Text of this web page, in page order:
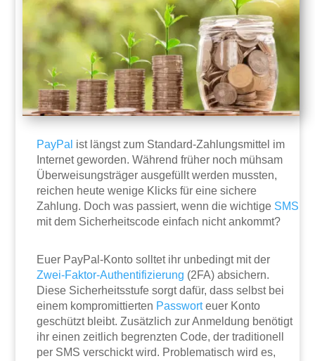
PayPal ist längst zum Standard-Zahlungsmittel im
Internet geworden. Während früher noch mühsam
Überweisungsträger ausgefüllt werden mussten,
reichen heute wenige Klicks für eine sichere
Zahlung. Doch was passiert, wenn die wichtige SMS
mit dem Sicherheitscode einfach nicht ankommt?
Euer PayPal-Konto solltet ihr unbedingt mit der
Zwei-Faktor-Authentifizierung (2FA) absichern.
Diese Sicherheitsstufe sorgt dafür, dass selbst bei
einem kompromittierten Passworteuer Konto
geschützt bleibt. Zusätzlich zur Anmeldung benötigt
ihr einen zeitlich begrenzten Code, der traditionell
per SMS verschickt wird. Problematisch wird es,